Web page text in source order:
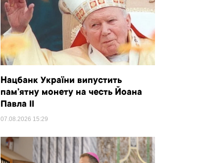
Нацбанк України випустить
пам’ятну монету на честь Йоана
Павла II
07.08.2026 15:29